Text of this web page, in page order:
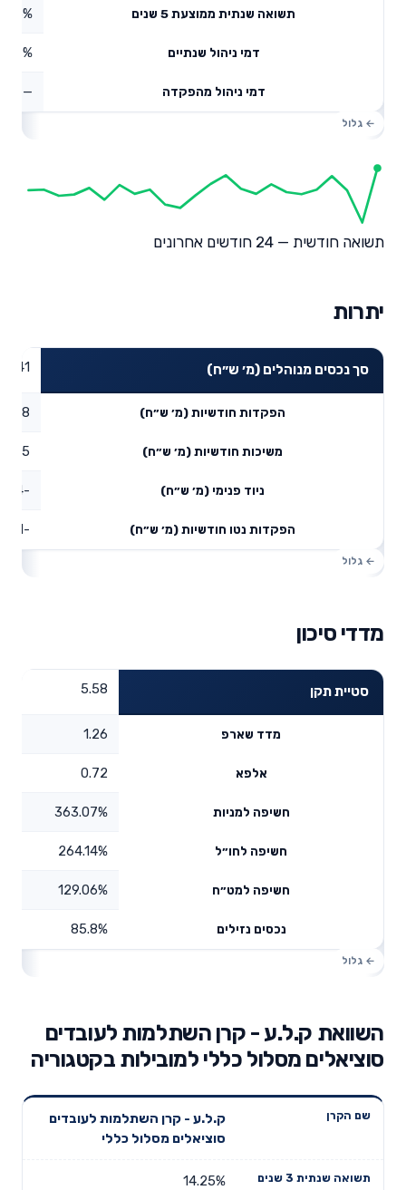
תשואה שנתית ממוצעת 5 שנים
דמי ניהול שנתיים
דמי ניהול מהפקדה —
תשואה חודשית — 24 חודשים אחרונים
יתרות
סך נכסים מנוהלים (מ׳ ש״ח)
הפקדות חודשיות (מ׳ ש״ח) 4.28
משיכות חודשיות (מ׳ ש״ח) 2.65
ניוד פנימי (מ׳ ש״ח) -4.94
הפקדות נטו חודשיות (מ׳ ש״ח) -3.31
מדדי סיכון
סטיית תקן 5.58
מדד שארפ 1.26
אלפא 0.72
חשיפה למניות 363.07%
חשיפה לחו״ל 264.14%
חשיפה למט״ח 129.06%
נכסים נזילים 85.8%
השוואת ק.ל.ע - קרן השתלמות לעובדים
סוציאלים מסלול כללי למובילות בקטגוריה
שנתית 3
תשואה
שנתית 5
דמי ניהול
ק.ל.ע - קרן השתלמות לעובדים
סוציאלים מסלול כללי
14.25%